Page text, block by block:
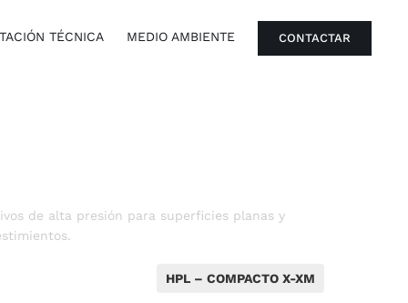
TÉCNICA MEDIO AMBIENTE CONTACTAR
de alta presión para superficies planas y
HPL – COMPACTO X-XM